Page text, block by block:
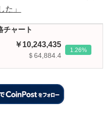
た」
ャート
10,243,435
＄64,884.4
1.26